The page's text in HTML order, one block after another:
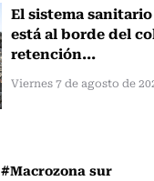
El sistema
está al borde del
retención...
Viernes 7 de agosto de
#Macrozona sur